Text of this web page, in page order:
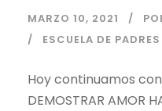
MARZO 10, 2021
ESCUELA DE PADRES
Hoy continuamos con
DEMOSTRAR AMOR